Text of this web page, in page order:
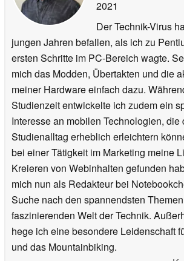
2021
Der Technik-Virus
jungen Jahren befallen, als ich zu
ersten Schritte im PC-Bereich wagte.
mich das Modden, Übertakten und die
meiner Hardware einfach dazu.
Studienzeit entwickelte ich zudem ein
Interesse an mobilen Technologien, die
Studienalltag erheblich erleichtern
bei einer Tätigkeit im Marketing meine
Kreieren von Webinhalten gefunden
mich nun als Redakteur bei
Suche nach den spannendsten
faszinierenden Welt der Technik.
hege ich eine besondere Leidenschaft
und das Mountainbiking.